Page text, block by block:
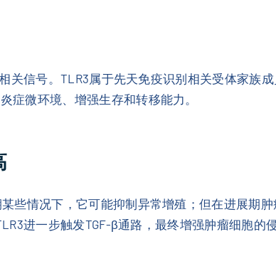
关信号。TLR3属于先天免疫识别相关受体家族
症微环境、增强生存和转移能力。
些情况下，它可能抑制异常增殖；但在进展期
进一步触发TGF-β通路，最终增强肿瘤细胞的